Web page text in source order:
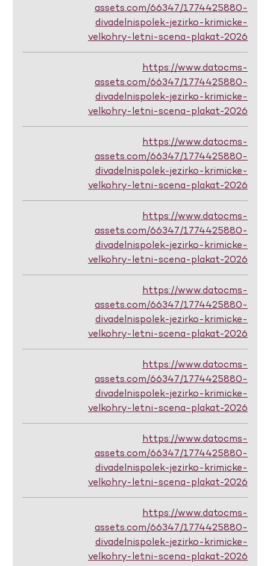
assets.com/66347/1774425880-
divadelnispolek-jezirko-krimicke-
velkohry-letni-scena-plakat-2026
https://www.datocms-
assets.com/66347/1774425880-
divadelnispolek-jezirko-krimicke-
velkohry-letni-scena-plakat-2026
https://www.datocms-
assets.com/66347/1774425880-
divadelnispolek-jezirko-krimicke-
velkohry-letni-scena-plakat-2026
https://www.datocms-
assets.com/66347/1774425880-
divadelnispolek-jezirko-krimicke-
velkohry-letni-scena-plakat-2026
https://www.datocms-
assets.com/66347/1774425880-
divadelnispolek-jezirko-krimicke-
velkohry-letni-scena-plakat-2026
https://www.datocms-
assets.com/66347/1774425880-
divadelnispolek-jezirko-krimicke-
velkohry-letni-scena-plakat-2026
https://www.datocms-
assets.com/66347/1774425880-
divadelnispolek-jezirko-krimicke-
velkohry-letni-scena-plakat-2026
https://www.datocms-
assets.com/66347/1774425880-
divadelnispolek-jezirko-krimicke-
velkohry-letni-scena-plakat-2026